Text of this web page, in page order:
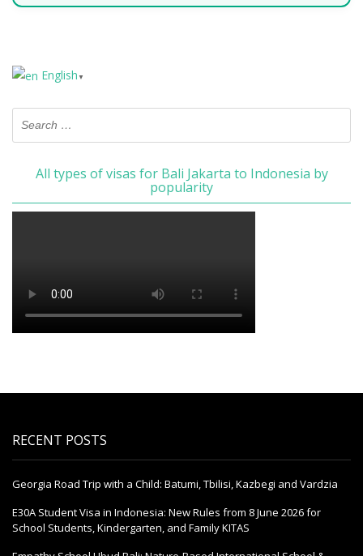
English ▼
All types of visas for Bali Jakarta to Indonesia by
popularity
RECENT POSTS
Georgia Road Trip with a Child: Batumi, Tbilisi, Kazbegi and Vardzia
E30A Student Visa in Indonesia: New Rules from 8 June 2026 for
School Students, Kindergarten, and Family KITAS